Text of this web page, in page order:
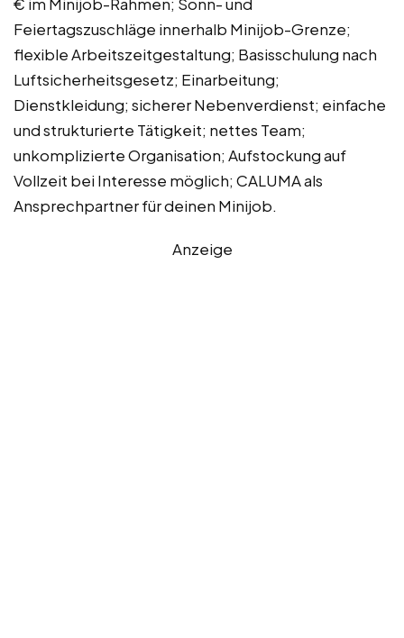
Feiertagszuschläge innerhalb Minijob-Grenze;
flexible Arbeitszeitgestaltung; Basisschulung nach
Luftsicherheitsgesetz; Einarbeitung;
Dienstkleidung; sicherer Nebenverdienst; einfache
und strukturierte Tätigkeit; nettes Team;
unkomplizierte Organisation; Aufstockung auf
Vollzeit bei Interesse möglich; CALUMA als
Ansprechpartner für deinen Minijob.
Anzeige